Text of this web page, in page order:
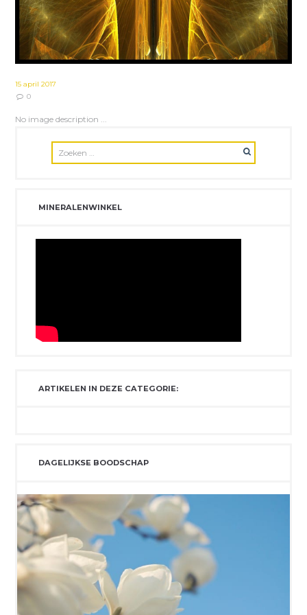
15 april 2017
0
No image description ...
MINERALENWINKEL
ARTIKELEN IN DEZE CATEGORIE:
DAGELIJKSE BOODSCHAP